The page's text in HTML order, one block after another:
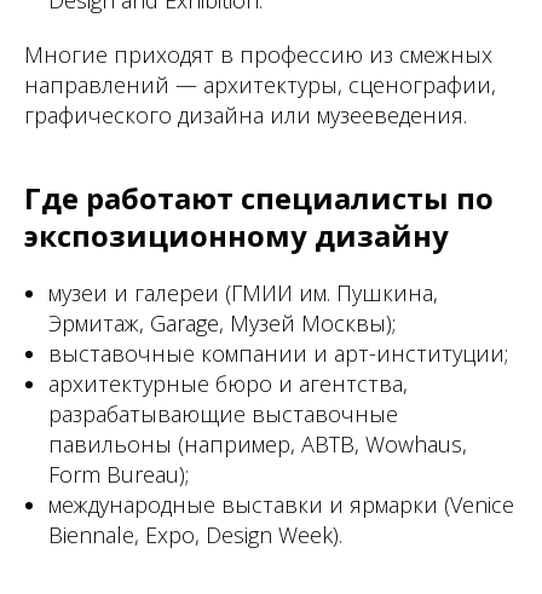
Многие приходят в профессию из смежных
направлений — архитектуры, сценографии,
графического дизайна или музееведения.
Где работают специалисты по
экспозиционному дизайну
музеи и галереи (ГМИИ им. Пушкина,
Эрмитаж, Garage, Музей Москвы);
выставочные компании и арт-институции;
архитектурные бюро и агентства,
разрабатывающие выставочные
павильоны (например, ABTB, Wowhaus,
Form Bureau);
международные выставки и ярмарки (Venice
Biennale, Expo, Design Week).